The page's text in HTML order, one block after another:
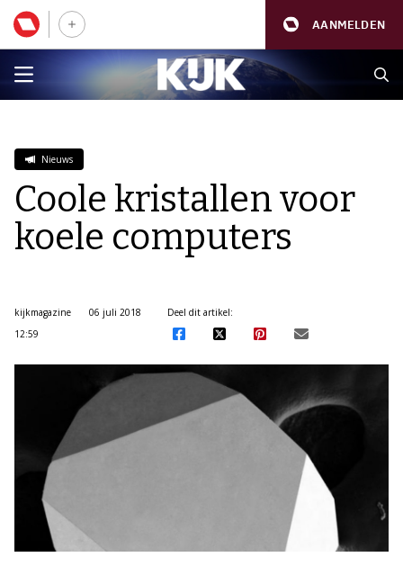
AANMELDEN
Nieuws
Coole kristallen voor
koele computers
kijkmagazine
06 juli 2018
12:59
Deel dit artikel: